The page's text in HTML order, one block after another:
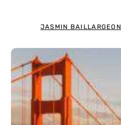
JASMIN BAILLARGEON